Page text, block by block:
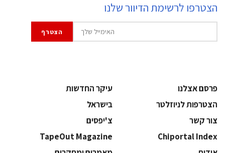
הצטרפו לרשימת הדיוור שלנו
פרסם אצלנו
עיקר החדשות
הצטרפות לניוזלטר
בישראל
צור קשר
צ'יפסים
Chiportal Index
TapeOut Magazine